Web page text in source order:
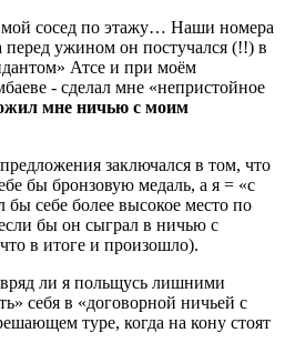
мой сосед по этажу… Наши номера
ужином он постучался (!!) в
Атсе и при моём
- сделал мне «непристойное
мне ничью с моим
заключался в том, что
бы бронзовую медаль, а я = «с
себе более высокое место по
бы он сыграл в ничью с
в итоге и произошло).
ли я польщусь лишними
себя в «договорной ничьей с
туре, когда на кону стоят